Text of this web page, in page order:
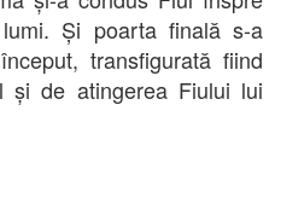
Și poarta finală s-a
transfigurată fiind
și de atingerea Fiului lui